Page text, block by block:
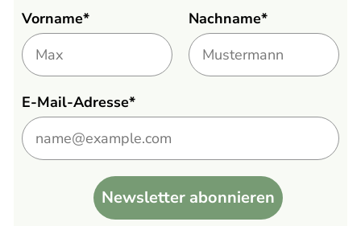
Vorname* Nachname*
E-Mail-Adresse*
Newsletter abonnieren